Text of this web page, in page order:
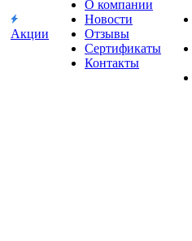
Акции
О компании
Новости
Отзывы
Сертификаты
Контакты